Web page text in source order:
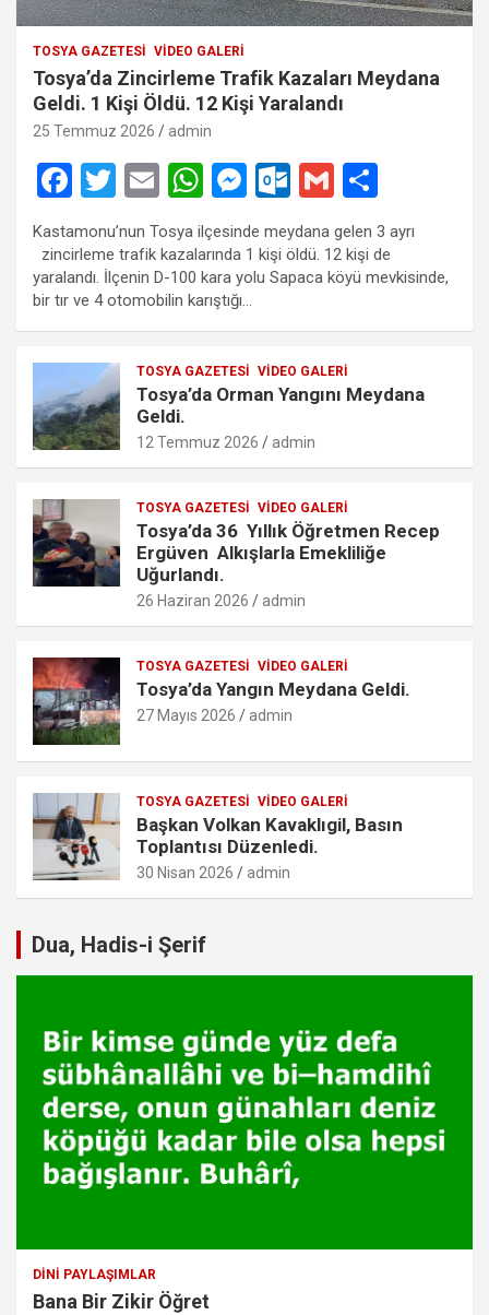
TOSYA GAZETESI VIDEO GALERI
Tosya’da Zincirleme Trafik Kazaları Meydana
Geldi. 1 Kişi Öldü. 12 Kişi Yaralandı
25 Temmuz 2026 admin
F
ce
b
o
o
k
T
wi
tt
er
E
ail
W
at
s
A
p
p
M
es
se
n
g
er
O
ut
lo
o
k.
c
o
m
G
m
ail
h
ar
e
Kastamonu’nun Tosya ilçesinde meydana gelen 3 ayrı
zincirleme trafik kazalarında 1 kişi öldü. 12 kişi de
yaralandı. İlçenin D-100 kara yolu Sapaca köyü mevkisinde,
bir tır ve 4 otomobilin karıştığı…
TOSYA GAZETESI VIDEO GALERI
Tosya’da Orman Yangını Meydana
Geldi.
12 Temmuz 2026 admin
TOSYA GAZETESI VIDEO GALERI
Tosya’da 36 Yıllık Öğretmen Recep
Ergüven Alkışlarla Emekliliğe
Uğurlandı.
26 Haziran 2026 admin
TOSYA GAZETESI VIDEO GALERI
Tosya’da Yangın Meydana Geldi.
27 Mayıs 2026 admin
TOSYA GAZETESI VIDEO GALERI
Başkan Volkan Kavaklıgil, Basın
Toplantısı Düzenledi.
30 Nisan 2026 admin
Dua, Hadis-i Şerif
DINI PAYLAŞIMLAR
Bana Bir Zikir Öğret